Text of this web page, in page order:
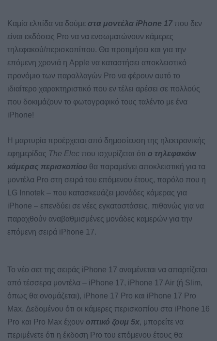
Καμία ελπίδα να δούμε στα μοντέλα iPhone 17 που δεν
είναι εκδόσεις Pro να να ενσωματώνουν κάμερες
τηλεφακού/περισκοπίπου. Θα προτιμήσει και για την
επόμενη χρονιά η Apple να καταστήσει αποκλειστικό
προνόμιο των παραλλαγών Pro να φέρουν αυτό το
ιδιαίτερο χαρακτηριστικό που εν τέλει αρέσει σε πολλούς
που δοκιμάζουν το φωτογραφικό τους ταλέντο με ένα
iPhone!
Η μαρτυρία προέρχεται από δημοσίευση της ηλεκτρονικής
εφημερίδας The Elec που ισχυρίζεται ότι o τηλεφακόw
κάμερας περισκοπίου θα παραμείνει αποκλειστική για τα
μοντέλα Pro στη σειρά του επόμενου έτους, παρόλο που η
LG Innotek – που κατασκευάζει μονάδες κάμερας για
iPhone – επενδύει σε νέες εγκαταστάσεις, πιθανώς για να
παραχθούν αναβαθμισμένες μονάδες καμερών για την
επόμενη σειρά iPhone 17.
Το νέο σετ της σειράς iPhone 17 αναμένεται να απαρτίζεται
από τέσσερα μοντέλα – iPhone 17, iPhone 17 Air (ή Slim,
όπως θα ονομάζεται), iPhone 17 Pro και iPhone 17 Pro
Max. Δεδομένου ότι οι κάμερες περισκοπίου στα iPhone 16
Pro και Pro Max έχουν οπτικό ζουμ 5x, μπορείτε να
περιμένετε ότι η έκδοση Pro του επόμενου έτους θα